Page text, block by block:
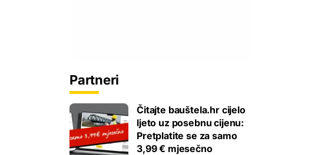
Partneri
Čitajte bauštela.hr cijelo
ljeto uz posebnu cijenu:
Pretplatite se za samo
3,99 € mjesečno